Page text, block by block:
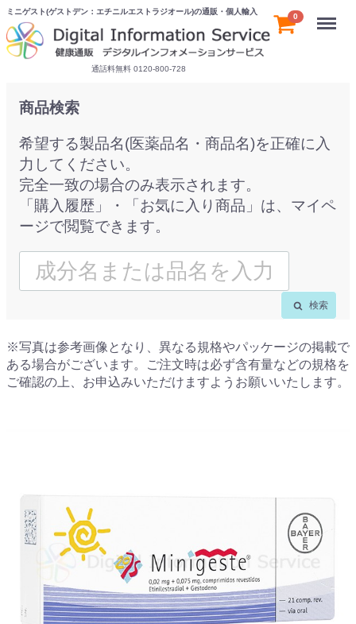
ミニゲスト(ゲストデン：エチニルエストラジオール)の通販・個人輸入
通話料無料 0120-800-728
0 Menu
商品検索
希望する製品名(医薬品名・商品名)を正確に入
力してください。
完全一致の場合のみ表示されます。
「購入履歴」・「お気に入り商品」は、マイペ
ージで閲覧できます。
検索
※写真は参考画像となり、異なる規格やパッケージの掲載で
ある場合がございます。ご注文時は必ず含有量などの規格を
ご確認の上、お申込みいただけますようお願いいたします。